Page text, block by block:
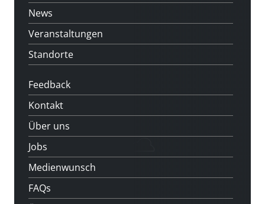
News
Veranstaltungen
Standorte
Feedback
Kontakt
Über uns
Jobs
Medienwunsch
FAQs